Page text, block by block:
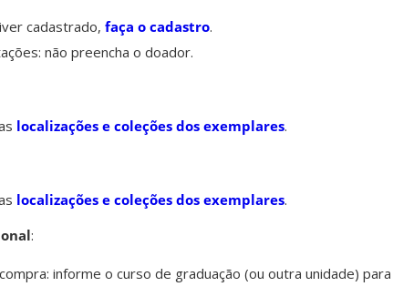
cadastrado, faça o cadastro.
não preencha o doador.
localizações e coleções dos exemplares.
localizações e coleções dos exemplares.
:
informe o curso de graduação (ou outra unidade)